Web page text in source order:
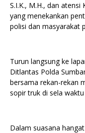
S.I.K., M.H., dan atensi
yang menekankan
polisi dan masyarakat
Turun langsung ke
Ditlantas Polda
bersama rekan-rekan
sopir truk di sela
Dalam suasana